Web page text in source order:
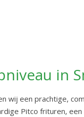
in
wij een prachtige,
Pitco frituren,